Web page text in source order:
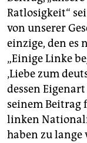
Ratlosigkeit“
von unserer
einzige, den es
„Einige Linke
‚Liebe zum
dessen
seinem Beitrag
linken
haben zu lange